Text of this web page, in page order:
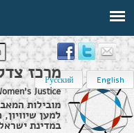
English
Русский
מרכז
Justice
מובילות
למען
במדינת